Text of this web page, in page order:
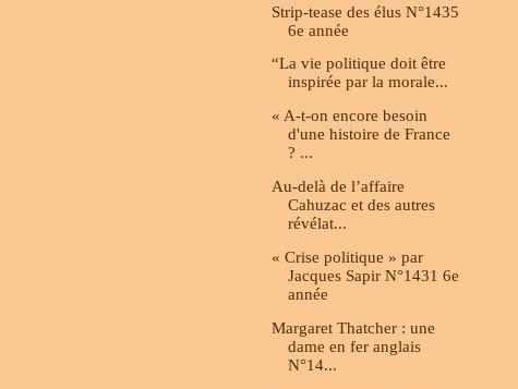
Strip-tease des élus N°1435
6e année
“La vie politique doit être
inspirée par la morale...
« A-t-on encore besoin
d'une histoire de France
? ...
Au-delà de l’affaire
Cahuzac et des autres
révélat...
« Crise politique » par
Jacques Sapir N°1431 6e
année
Margaret Thatcher : une
dame en fer anglais
N°14...